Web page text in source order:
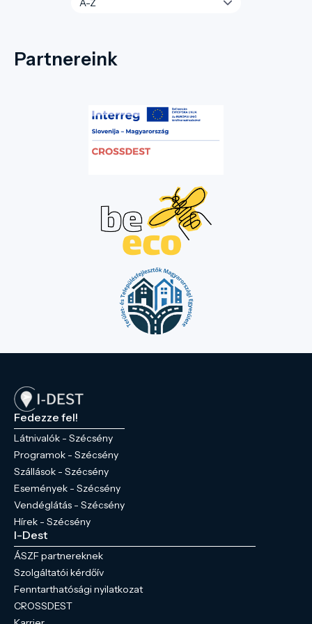
Partnereink
Fedezze fel!
Látnivalók - Szécsény
Programok - Szécsény
Szállások - Szécsény
Események - Szécsény
Vendéglátás - Szécsény
Hírek - Szécsény
I-Dest
ÁSZF partnereknek
Szolgáltatói kérdőív
Fenntarthatósági nyilatkozat
CROSSDEST